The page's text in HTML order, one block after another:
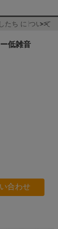
たち に つい て
>>
低雑音
合わせ